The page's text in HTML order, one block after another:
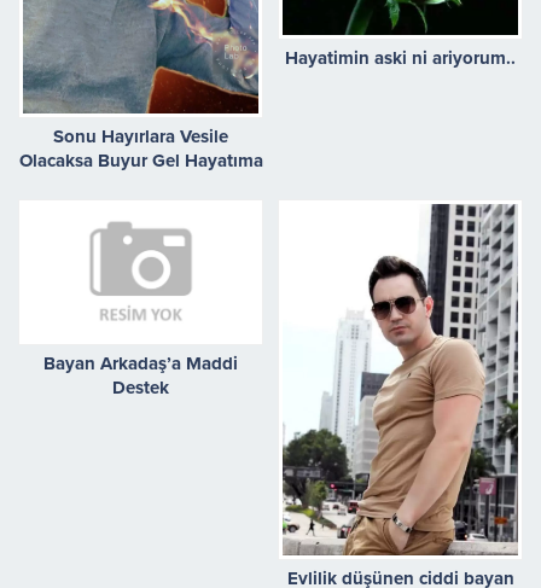
Sonu Hayırlara Vesile
Olacaksa Buyur Gel Hayatıma
Hayatimin aski ni ariyorum..
Bayan Arkadaş’a Maddi
Destek
Evlilik düşünen ciddi bayan